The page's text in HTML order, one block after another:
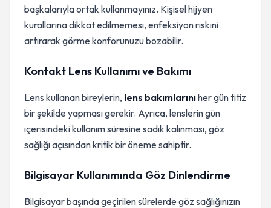
başkalarıyla ortak kullanmayınız. Kişisel hijyen
kurallarına dikkat edilmemesi, enfeksiyon riskini
artırarak görme konforunuzu bozabilir.
Kontakt Lens Kullanımı ve Bakımı
Lens kullanan bireylerin, lens bakımlarınıher gün titiz
bir şekilde yapması gerekir. Ayrıca, lenslerin gün
içerisindeki kullanım süresine sadık kalınması, göz
sağlığı açısından kritik bir öneme sahiptir.
Bilgisayar Kullanımında Göz Dinlendirme
Bilgisayar başında geçirilen sürelerde göz sağlığınızın